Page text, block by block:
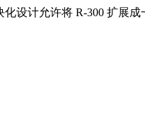
设计允许将 R-300 扩展